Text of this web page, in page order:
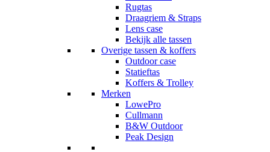
Rugtas
Draagriem & Straps
Lens case
Bekijk alle tassen
Overige tassen & koffers
Outdoor case
Statieftas
Koffers & Trolley
Merken
LowePro
Cullmann
B&W Outdoor
Peak Design